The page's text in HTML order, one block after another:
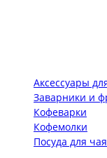
Аксессуары
Заварники и
Кофеварки
Кофемолки
Посуда для